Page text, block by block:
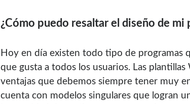
¿Cómo puedo resaltar el diseño de mi
Hoy en día existen todo tipo de programas
que gusta a todos los usuarios. Las plantillas
ventajas que debemos siempre tener muy
cuenta con modelos singulares que logran